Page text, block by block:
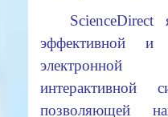
ScienceDirect
эффективной и
электронной
интерактивной
позволяющей